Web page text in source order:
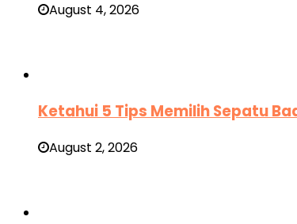
August 4, 2026
Ketahui 5 Tips Memilih Sepatu
August 2, 2026